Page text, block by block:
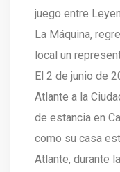
juego entre
La Máquina,
local un
El 2 de junio de
Atlante a la
de estancia en
como su casa
Atlante, durante